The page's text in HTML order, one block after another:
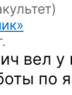
вел у
по